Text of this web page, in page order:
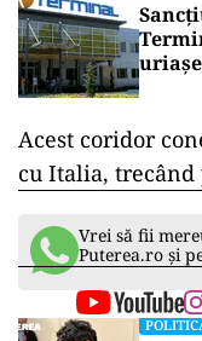
Acest coridor
cu Italia,
Vrei să fii
Puterea.ro și